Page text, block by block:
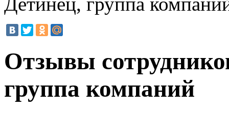
Отзывы
группа компаний